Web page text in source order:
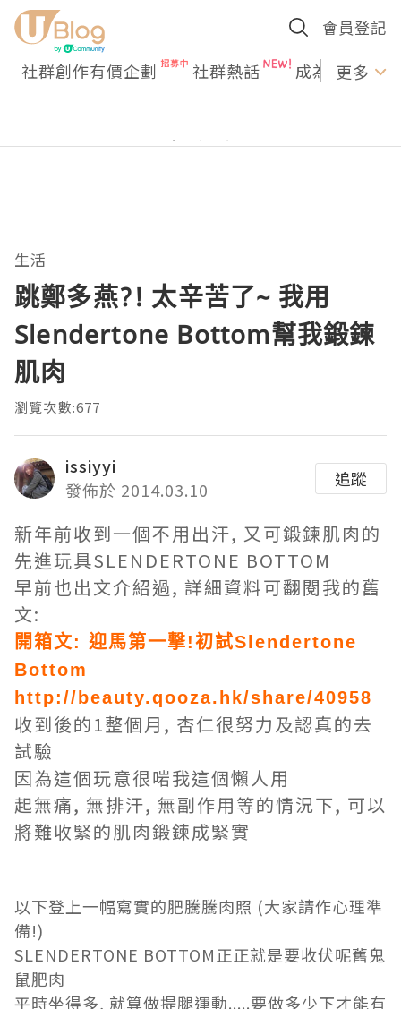
會員登記
社群創作有價企劃 社群熱話 成為U更多
生活
跳鄭多燕?! 太辛苦了~ 我用
Slendertone Bottom幫我鍛鍊
肌肉
瀏覽次數:677
issiyyi
發佈於 2014.03.10
追蹤
新年前收到一個不用出汗, 又可鍛鍊肌肉的
先進玩具SLENDERTONE BOTTOM
早前也出文介紹過, 詳細資料可翻閱我的舊
文:
開箱文: 迎馬第一撃!初試Slendertone
Bottom
http://beauty.qooza.hk/share/40958
收到後的1整個月, 杏仁很努力及認真的去
試驗
因為這個玩意很啱我這個懶人用
起無痛, 無排汗, 無副作用等的情況下, 可以
將難收緊的肌肉鍛鍊成緊實
以下登上一幅寫實的肥騰騰肉照 (大家請作心理準
備!)
SLENDERTONE BOTTOM正正就是要收伏呢舊鬼
鼠肥肉
平時坐得多, 就算做提腿運動.....要做多少下才能有